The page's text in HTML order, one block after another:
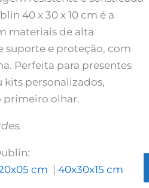
40 x 30 x 10 cm é a
materiais de alta
suporte e proteção, com
Perfeita para presentes
personalizados,
primeiro olhar.
cm | 40x30x15 cm